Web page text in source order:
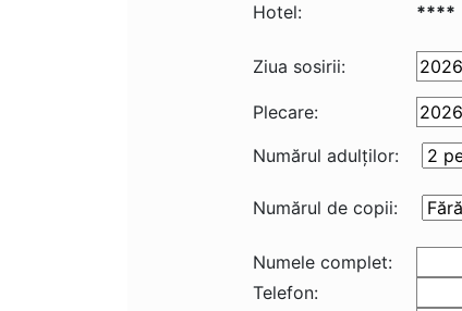
Hotel:
****
Ziua sosirii:
Plecare:
Numărul adulţilor:
Numărul de copii:
Numele complet:
Telefon: